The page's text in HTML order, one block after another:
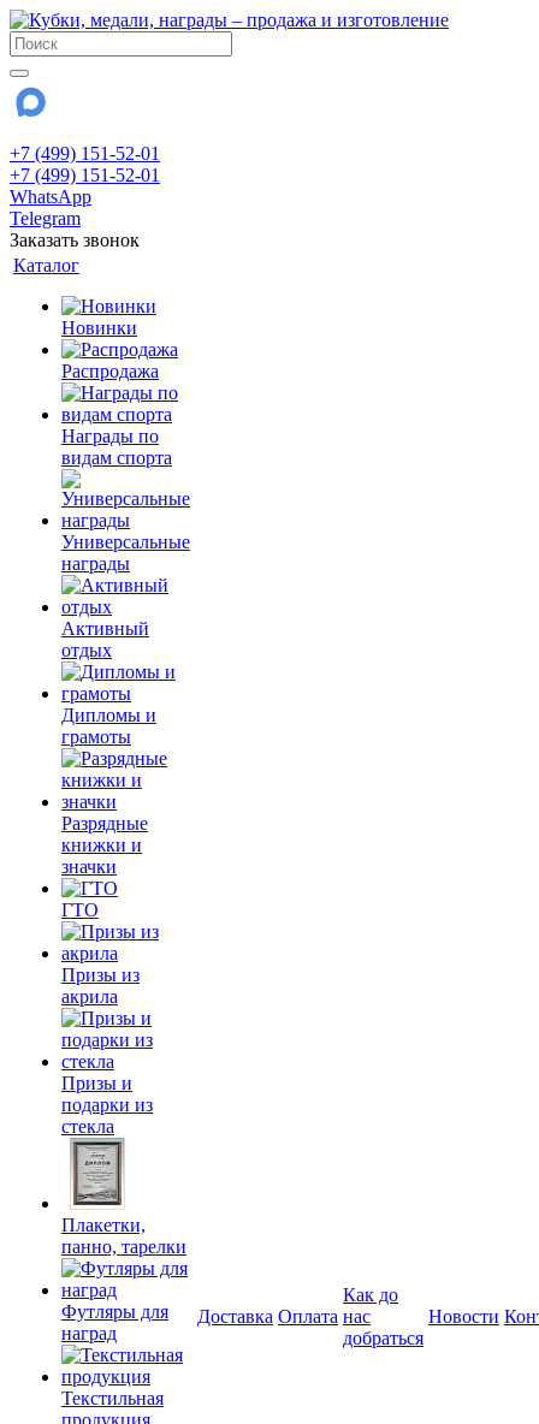
+7 (499) 151-52-01
+7 (499) 151-52-01
WhatsApp
Telegram
Заказать звонок
Каталог
Новинки
Распродажа
Награды по
видам спорта
Универсальные
награды
Активный
отдых
Дипломы и
грамоты
Разрядные
книжки и
значки
ГТО
Призы из
акрила
Призы и
подарки из
стекла
Плакетки,
панно, тарелки
Футляры для
наград
Текстильная
продукция
Доставка Оплата
Как до
нас
добраться
Новости